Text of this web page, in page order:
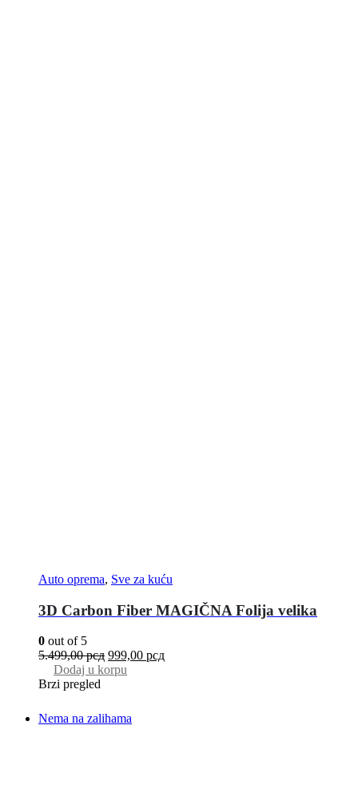
Auto oprema, Sve za kuću
3D Carbon Fiber MAGIČNA Folija velika
0 out of 5
5.499,00рсд 999,00 рсд
Dodaj u korpu
Brzi pregled
Nema na zalihama